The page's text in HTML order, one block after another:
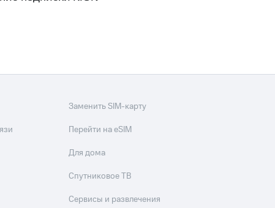
Все товары
Заменить SIM-карту
Перейти на eSIM
Для дома
Спутниковое ТВ
Сервисы и развлечения